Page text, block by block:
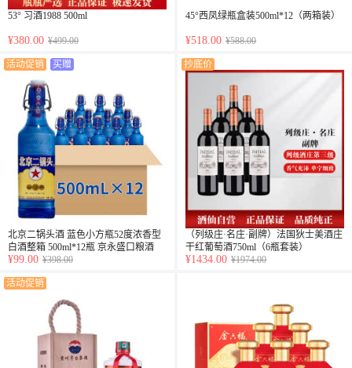
53° 习酒1988 500ml
¥380.00 ¥499.00
45°西凤绿瓶盒装500ml*12（两箱装）
¥518.00 ¥588.00
活动促销 买赠
北京二锅头酒 蓝色小方瓶52度浓香型
白酒整箱 500ml*12瓶 京永盛口粮酒
¥99.00 ¥398.00
抄底价
（列级庄·名庄·副牌）法国狄士美酒庄
干红葡萄酒750ml（6瓶套装）
¥1434.00 ¥1974.00
活动促销